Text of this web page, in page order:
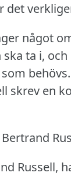
det
något
ta i,
behövs.
skrev en
Russell,